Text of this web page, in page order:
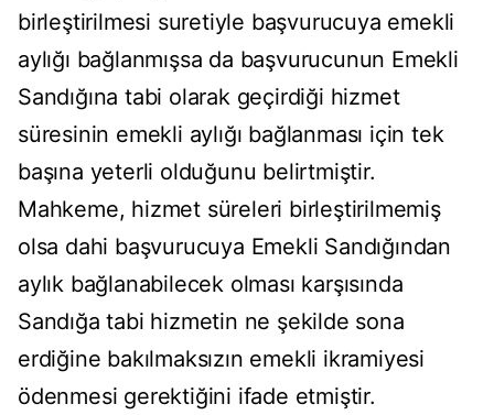
birleştirilmesi suretiyle başvurucuya emekli
aylığı bağlanmışsa da başvurucunun Emekli
Sandığına tabi olarak geçirdiği hizmet
süresinin emekli aylığı bağlanması için tek
başına yeterli olduğunu belirtmiştir.
Mahkeme, hizmet süreleri birleştirilmemiş
olsa dahi başvurucuya Emekli Sandığından
aylık bağlanabilecek olması karşısında
Sandığa tabi hizmetin ne şekilde sona
erdiğine bakılmaksızın emekli ikramiyesi
ödenmesi gerektiğini ifade etmiştir.